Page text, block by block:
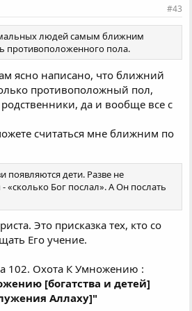
#43
людей самым ближним
противоположенного пола.
ясно написано, что ближний
противоположный пол,
да и вообще все с
считаться мне ближним по
появляются дети. Разве не
«сколько Бог послал». А Он послать
Это присказка тех, кто со
Его учение.
102. Охота К Умножению :
[богатства и детей]
Аллаху]"